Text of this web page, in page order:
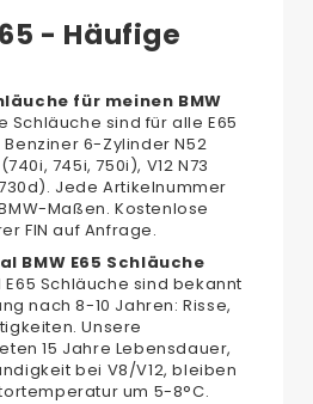
- Häufige
für meinen BMW
Schläuche sind für alle E65
6-Zylinder N52
745i, 750i), V12 N73
Jede Artikelnummer
Maßen. Kostenlose
FIN auf Anfrage.
BMW E65 Schläuche
Schläuche sind bekannt
nach 8-10 Jahren: Risse,
Unsere
15 Jahre Lebensdauer,
bei V8/V12, bleiben
um 5-8°C.